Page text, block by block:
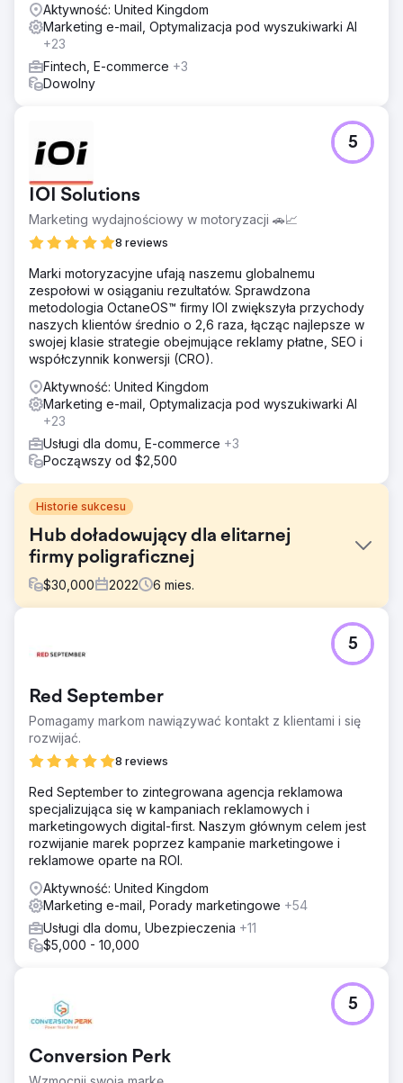
Aktywność: United Kingdom
Marketing e-mail, Optymalizacja pod wyszukiwarki AI
+23
Fintech, E-commerce +3
Dowolny
IOI Solutions
Marketing wydajnościowy w motoryzacji 🚗📈
8 reviews
5
Marki motoryzacyjne ufają naszemu globalnemu
zespołowi w osiąganiu rezultatów. Sprawdzona
metodologia OctaneOS™ firmy IOI zwiększyła przychody
naszych klientów średnio o 2,6 raza, łącząc najlepsze w
swojej klasie strategie obejmujące reklamy płatne, SEO i
współczynnik konwersji (CRO).
Aktywność: United Kingdom
Marketing e-mail, Optymalizacja pod wyszukiwarki AI
+23
Usługi dla domu, E-commerce +3
Począwszy od $2,500
Historie sukcesu
Hub doładowujący dla elitarnej
firmy poligraficznej
$30,000 2022 6 mies.
More Vang specjalizuje się w wytwarzaniu wysokiej
jakości produktów do marketingu fizycznego i offline.
Korzystali z wielu systemów marketingowych dla kilku
swoich marek i musieli zebrać to wszystko w jednym
CRM. Zalecany Hubspot ze wzmocnionym zwrotem z
inwestycji.
Połączyliśmy wszystkie dane ich marki, marketing, pocztę
e-mail, sprzedaż i wsparcie z platformą Hubspot. Teraz
dzięki scentralizowanemu centrum mogli zobaczyć
wszystkie swoje dane w jednym miejscu, co umożliwiło
płynny przepływ od marketingu do sprzedaży. Mając
czyste źródło danych, mogliśmy łatwo sprawdzić, czy
marketing działa.
Wyniki
Dzięki zintegrowanej automatyzacji firma More Vang była
szczególności jedna z ich marek odnotowała wzrost
liczby potencjalnych klientów i sprzedaży o 50% dzięki
ulepszeniu procesu konwersji i segmentacji marketingu e-
mailowego.
Red September
Pomagamy markom nawiązywać kontakt z klientami i się
rozwijać.
8 reviews
5
Red September to zintegrowana agencja reklamowa
specjalizująca się w kampaniach reklamowych i
marketingowych digital-first. Naszym głównym celem jest
rozwijanie marek poprzez kampanie marketingowe i
reklamowe oparte na ROI.
Aktywność: United Kingdom
Marketing e-mail, Porady marketingowe +54
Usługi dla domu, Ubezpieczenia +11
$5,000 - 10,000
Conversion Perk
5